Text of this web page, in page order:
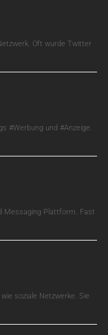
Oft wurde Twitter
#Werbung und #Anzeige.
Messaging Plattform. Fast
soziale Netzwerke. Sie